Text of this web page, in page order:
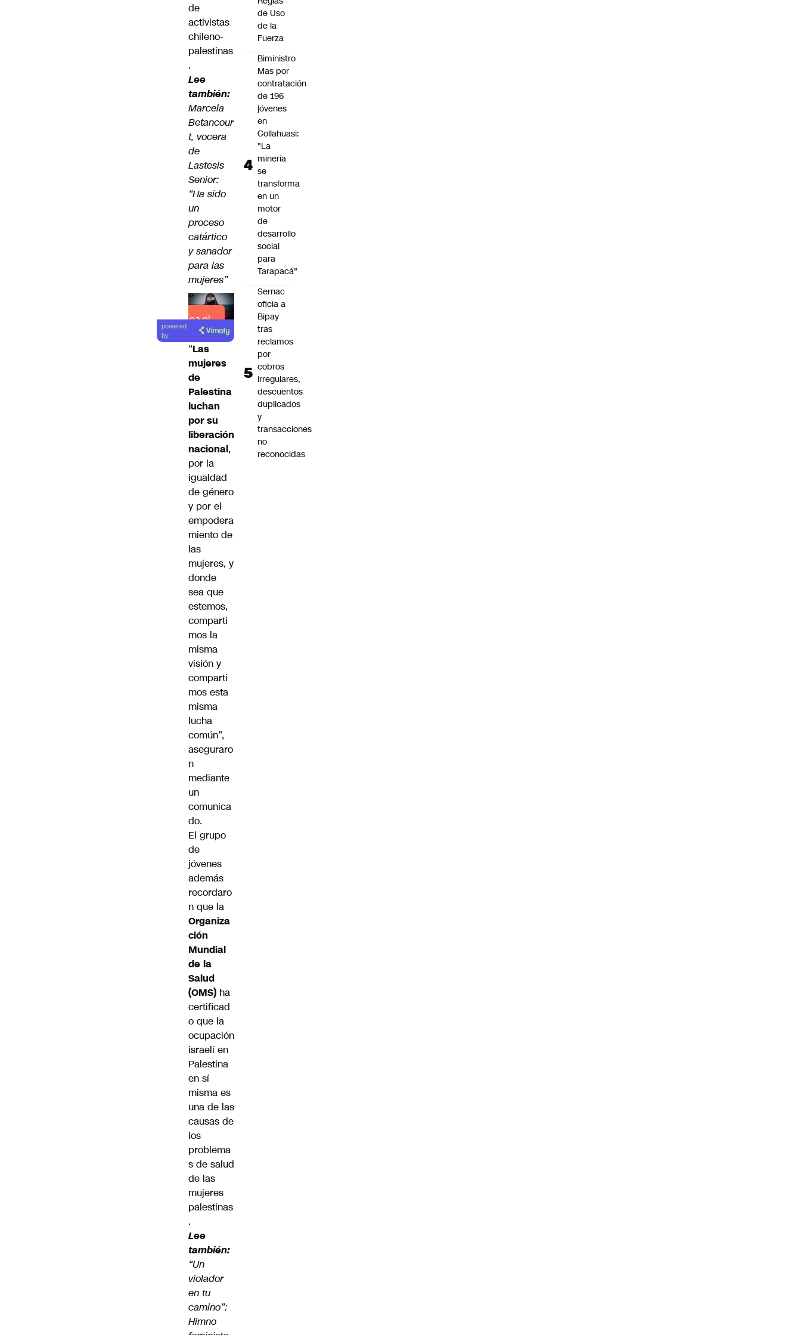
de
activistas
chileno-
palestinas
.
Lee
también:
Marcela
Betancour
t, vocera
de
Lastesis
Senior:
“Ha sido
un
proceso
catártico
y sanador
para las
mujeres”
Lea el
artículo
powered
by
“Las
mujeres
de
Palestina
luchan
por su
liberación
nacional,
por la
igualdad
de género
y por el
empodera
miento de
las
mujeres, y
donde
sea que
estemos,
comparti
mos la
misma
visión y
comparti
mos esta
misma
lucha
común”,
aseguraro
n
mediante
un
comunica
do.
El grupo
de
jóvenes
además
recordaro
n que la
Organiza
ción
Mundial
de la
Salud
(OMS) ha
certificad
o que la
ocupación
israelí en
Palestina
en sí
misma es
una de las
causas de
los
problema
s de salud
de las
mujeres
palestinas
.
Lee
también:
“Un
violador
en tu
camino”:
Himno
de Uso
de la
Fuerza
Biministro
Mas por
contratación
de 196
jóvenes
en
Collahuasi:
"La
minería
se
transforma
en un
motor
de
desarrollo
social
para
Tarapacá"
Sernac
oficia a
Bipay
tras
reclamos
por
cobros
irregulares,
descuentos
duplicados
y
transacciones
no
reconocidas